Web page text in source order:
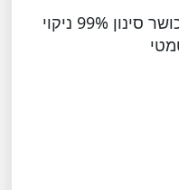
מערכות שאיבה וסינון אבק כושר סינון 99% ניקוי